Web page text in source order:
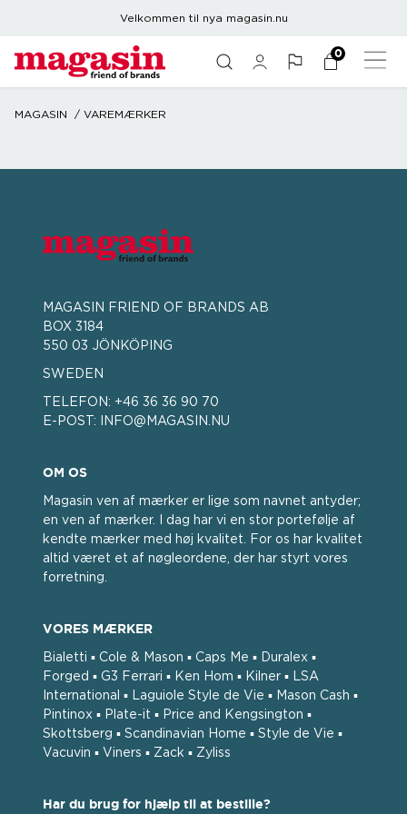
Velkommen til nya magasin.nu
0
MAGASIN VAREMÆRKER
MAGASIN FRIEND OF BRANDS AB
BOX 3184
550 03 JÖNKÖPING
SWEDEN
TELEFON: +46 36 36 90 70
E-POST:
INFO@MAGASIN.NU
OM OS
Magasin ven af ​​mærker er lige som navnet antyder;
en ven af ​​mærker. I dag har vi en stor portefølje af
kendte mærker med høj kvalitet. For os har kvalitet
altid været et af nøgleordene, der har styrt vores
forretning.
VORES MÆRKER
Bialetti ▪ Cole & Mason ▪ Caps Me ▪ Duralex ▪
Forged ▪ G3 Ferrari ▪ Ken Hom ▪ Kilner ▪ LSA
International ▪ Laguiole Style de Vie ▪ Mason Cash ▪
Pintinox ▪ Plate-it ▪ Price and Kengsington ▪
Skottsberg ▪ Scandinavian Home ▪ Style de Vie ▪
Vacuvin ▪ Viners ▪ Zack ▪ Zyliss
Har du brug for hjælp til at bestille?